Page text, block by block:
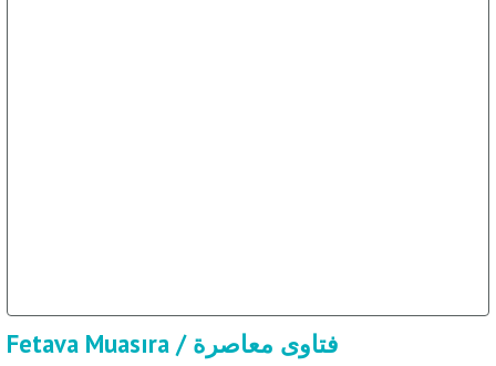
Fetava Muasıra / فتاوى معاصرة